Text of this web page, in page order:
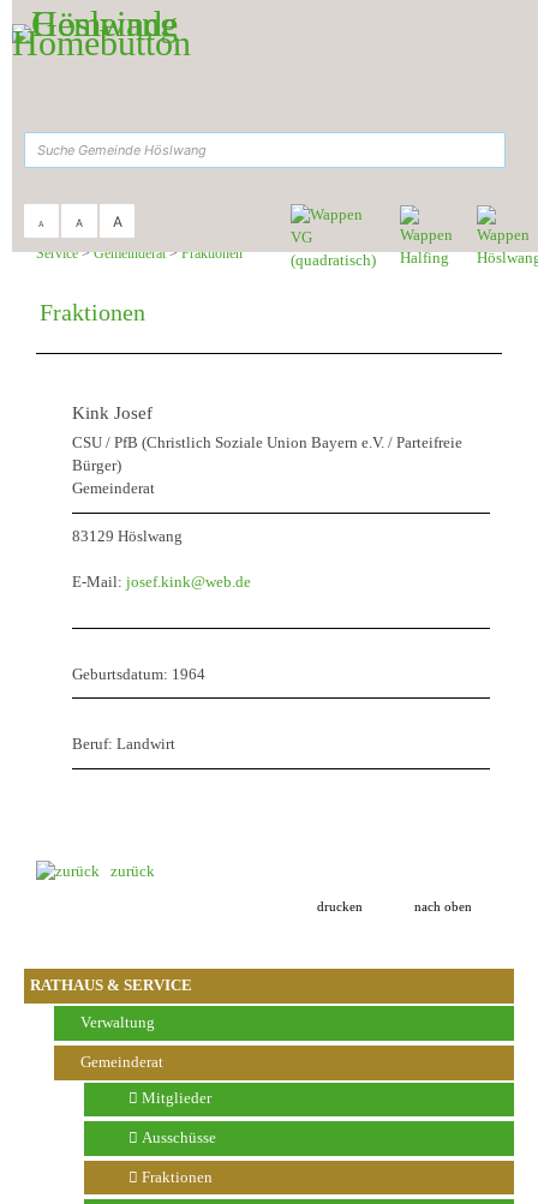
Zum Inhalt, zur Navigation
A A A
RATHAUS & SERVICE
Verwaltung
Gemeinderat
Mitglieder
Ausschüsse
Fraktionen
Rathaus &
Service>Gemeinderat>Fraktionen
Fraktionen
Kink Josef
CSU / PfB (Christlich Soziale Union Bayern e.V. / Parteifreie
Bürger)
Gemeinderat
83129 Höslwang
E-Mail: josef.kink@web.de
Geburtsdatum: 1964
Beruf: Landwirt
zurück
drucken nach oben